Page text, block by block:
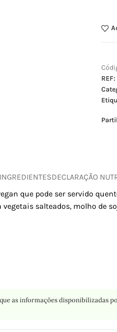
REF:
INGREDIENTESDECLARAÇÃO
que pode ser servido
salteados, molho de
as informações disponibilizadas